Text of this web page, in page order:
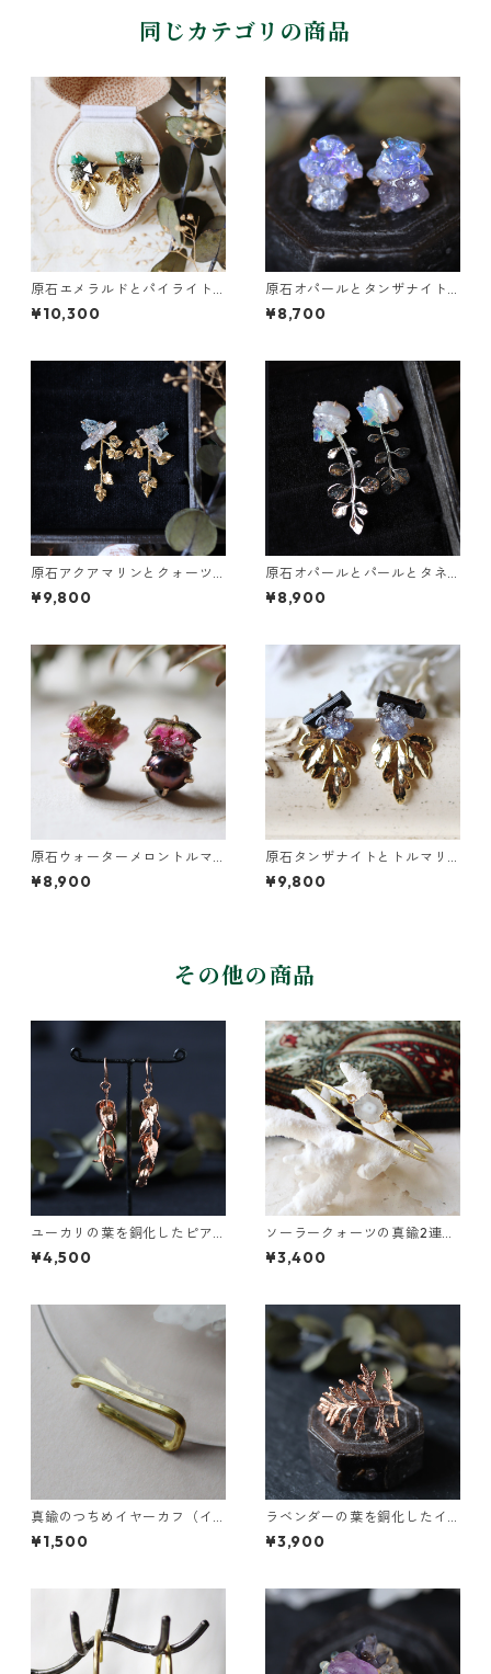
同じカテゴリの商品
原石エメラルドとパイライト
とクレマチスの葉ピアス
¥10,300
原石オパールとタンザナイト
のピアス
¥8,700
原石アクアマリンとクォーツ
とカニクサの葉ピアス
¥9,800
原石オパールとパールとタネ
ツケバナの葉ピアス
¥8,900
原石ウォーターメロントルマ
リンとパールのピアス
¥8,900
原石タンザナイトとトルマリ
ンとクレマチスの葉ピアス
¥9,800
その他の商品
ユーカリの葉を銅化したピア
ス
¥4,500
ソーラークォーツの真鍮2連バ
ングル
¥3,400
真鍮のつちめイヤーカフ（イ
ンダストリアル風）
¥1,500
ラベンダーの葉を銅化したイ
ヤーカフ
¥3,900